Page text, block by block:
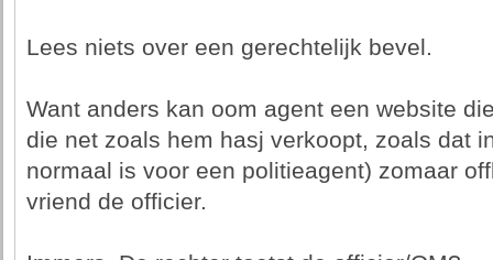
Lees niets over een gerechtelijk bevel.
Want anders kan oom agent een website
die net zoals hem hasj verkoopt, zoals dat
normaal is voor een politieagent) zomaar
vriend de officier.